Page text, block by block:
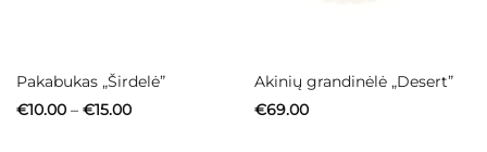
Pakabukas „Širdelė”
€10.00 – €15.00Price
Akinių grandinėlė „Desert”
€69.00